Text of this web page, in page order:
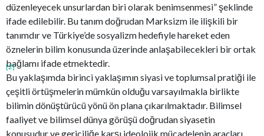
düzenleyecek unsurlardan biri olarak benimsenmesi” şeklinde
ifade edilebilir. Bu tanım doğrudan Marksizm ile ilişkili bir
tanımdır ve Türkiye’de sosyalizm hedefiyle hareket eden
öznelerin bilim konusunda üzerinde anlaşabilecekleri bir ortak
bağlamı ifade etmektedir.
[2]
Bu yaklaşımda birinci yaklaşımın siyasi ve toplumsal pratiği ile
çeşitli örtüşmelerin mümkün olduğu varsayılmakla birlikte
bilimin dönüştürücü yönü ön plana çıkarılmaktadır. Bilimsel
faaliyet ve bilimsel dünya görüşü doğrudan siyasetin
konusudur ve gericiliğe karşı ideolojik mücadelenin araçları